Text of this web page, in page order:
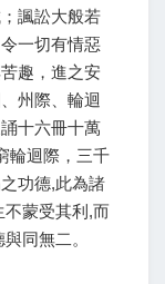
諷訟大般若
一切有情惡
趣，進之安
州際、輪迴
十六冊十萬
輪迴際，三千
功德,此為諸
不蒙受其利,而
同無二。